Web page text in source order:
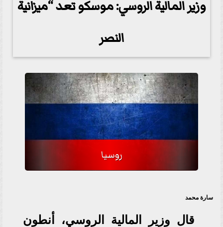
وزير المالية الروسي: موسكو تعد “ميزانية
النصر
روسيا
سارة محمد
قال وزير المالية الروسي، أنطون